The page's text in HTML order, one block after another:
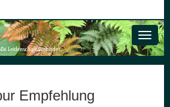
Toggle
Empfehlung